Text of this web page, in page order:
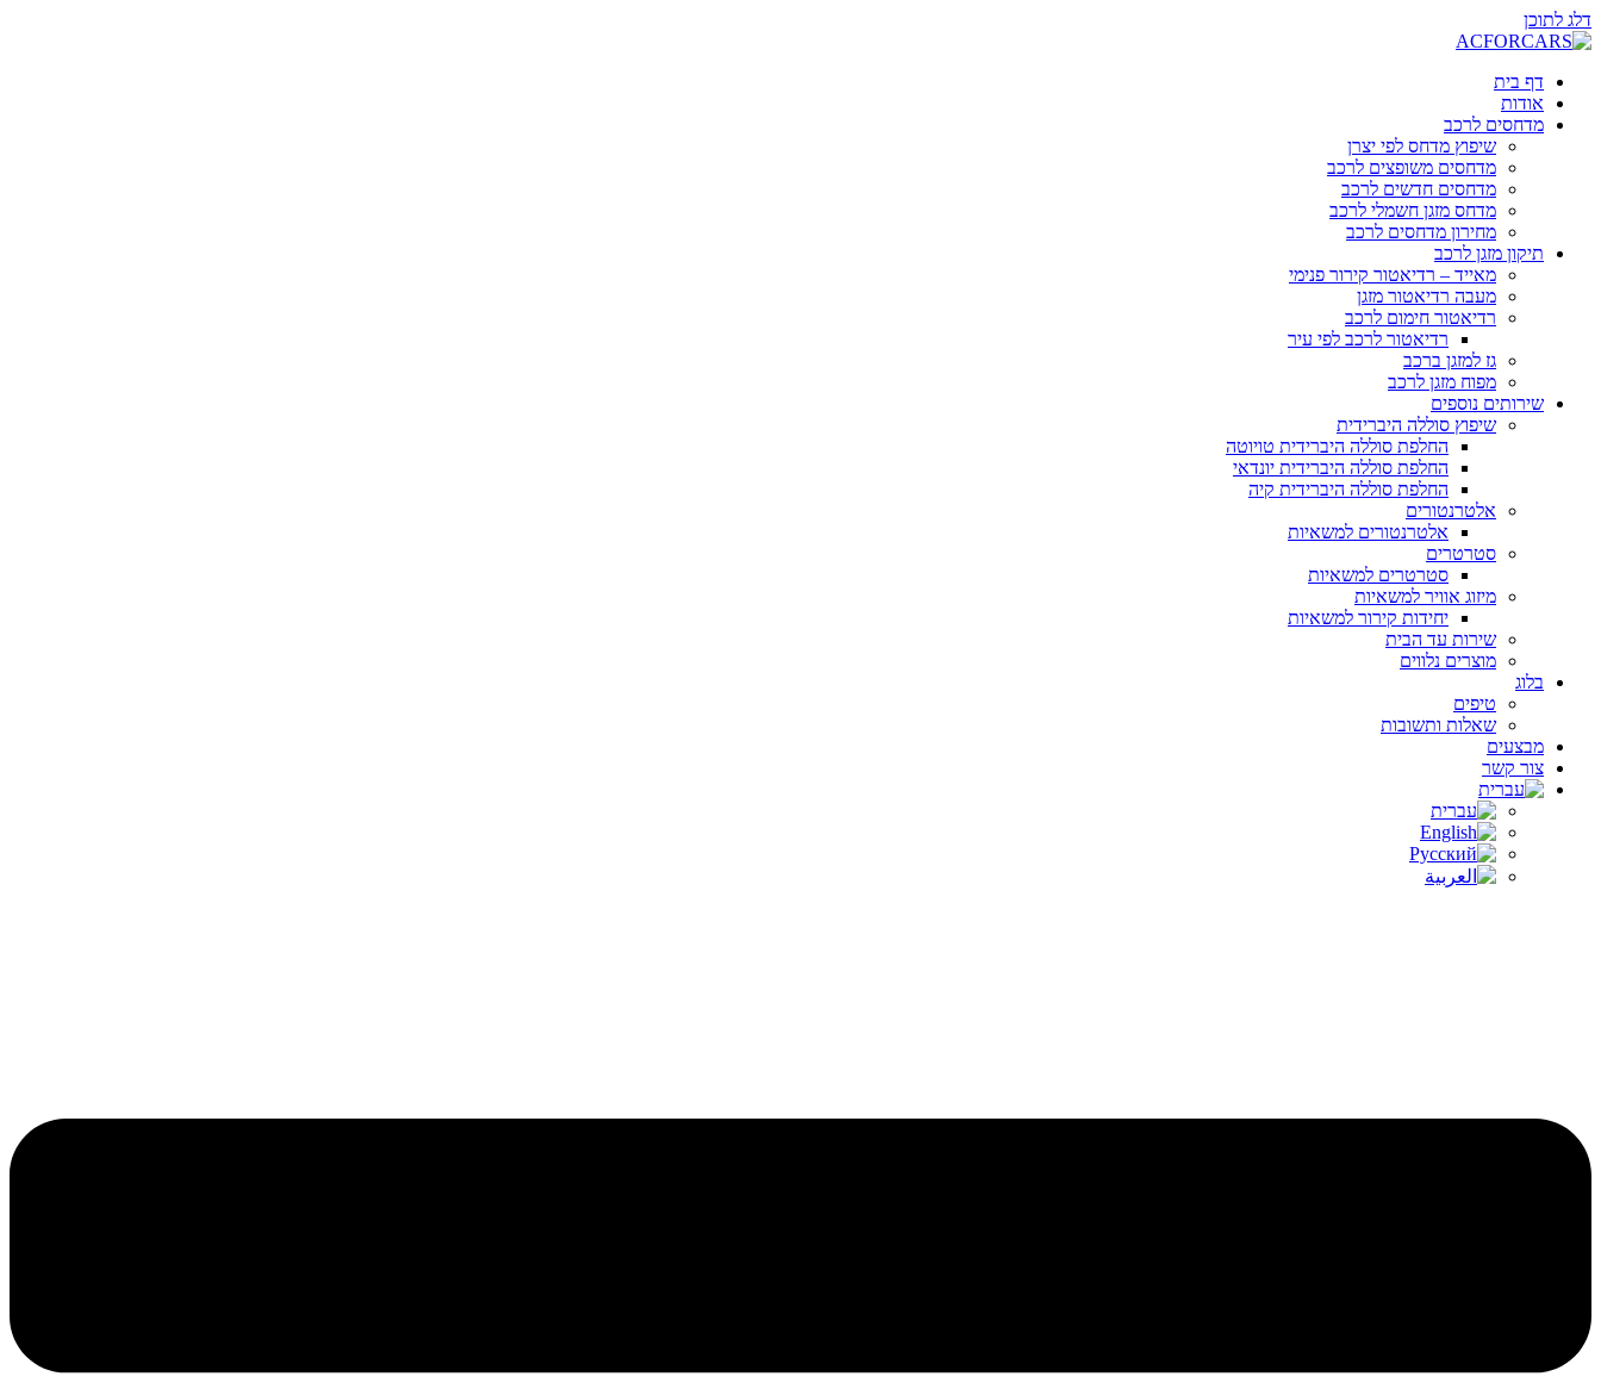
דלג לתוכן
דף בית
אודות
מדחסים לרכב
שיפוץ מדחס לפי יצרן
מדחסים משופצים לרכב
מדחסים חדשים לרכב
מדחס מזגן חשמלי לרכב
מחירון מדחסים לרכב
תיקון מזגן לרכב
מאייד – רדיאטור קירור פנימי
מעבה רדיאטור מזגן
רדיאטור חימום לרכב
רדיאטור לרכב לפי עיר
גז למזגן ברכב
מפוח מזגן לרכב
שירותים נוספים
שיפוץ סוללה היברידית
החלפת סוללה היברידית טויוטה
החלפת סוללה היברידית יונדאי
החלפת סוללה היברידית קיה
אלטרנטורים
אלטרנטורים למשאיות
סטרטרים
סטרטרים למשאיות
מיזוג אוויר למשאיות
יחידות קירור למשאיות
שירות עד הבית
מוצרים נלווים
בלוג
טיפים
שאלות ותשובות
מבצעים
צור קשר